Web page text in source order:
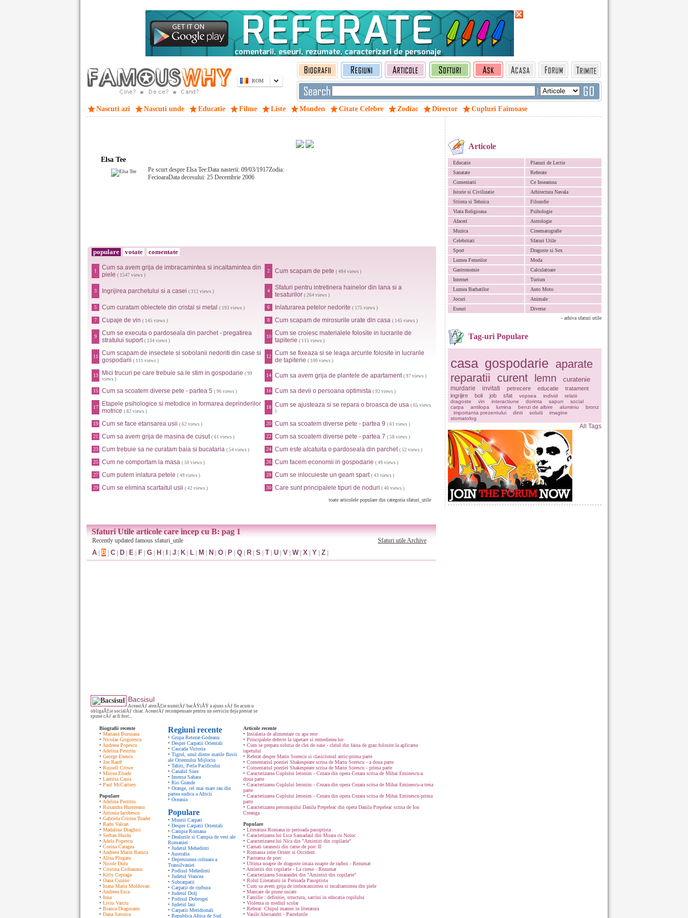
ROM
|
Nascuti azi Nascuti unde Educatie Filme Liste Monden Citate Celebre Zodiac Director Cupluri Faimoase
Articole
Educatie
Planuri de Lectie
Sanatate
Referate
Comentarii
Ce Inseamna
Istorie si Civilizatie
Arhitectura Navala
Stiinta si Tehnica
Filozofie
Viata Religioasa
Psihologie
Afaceri
Astrologie
Muzica
Cinematografie
Celebritati
Sfaturi Utile
Sport
Dragoste si Sex
Lumea Femeilor
Moda
Gastronomie
Calculatoare
Internet
Turism
Lumea Barbatilor
Auto Moto
Jocuri
Animale
Eseuri
Diverse
- arhiva sfaturi utile
Tag-uri Populare
casa gospodarie aparate
reparatii curent lemn curatenie
murdarie invitati petrecere educatie
tratament
ingrijire
boli job sfat vopsea individ
relatii
dragoste
vin interactiune dorinta sapun
social
carpa
antilopa lumina benzi de albire aluminiu
bronz
importanta prezentului
dinti solutii
imagine
stomatolog
All Tags
Elsa Tee
Pe scurt despre Elsa Tee:Data nasterii: 09/03/1917Zodia:
FecioaraData decesului: 25 Decembrie 2006
populare votate comentate
1
Cum sa avem grija de imbracamintea si incaltamintea din
piele ( 1547 views )
2 Cum scapam de pete ( 484 views )
3 Ingrijirea parchetului si a casei ( 312 views ) 4
Sfaturi pentru intretinera hainelor din lana si a
tesaturilor ( 264 views )
5 Cum curatam obiectele din cristal si metal ( 193 views ) 6 Inlaturarea petelor nedorite ( 175 views )
7 Cupaje de vin ( 145 views ) 8 Cum scapam de mirosurile urate din casa ( 145 views )
9
Cum se executa o pardoseala din parchet - pregatirea
stratului suport ( 134 views )
10
Cum se croiesc materialele folosite in lucrarile de
tapiterie ( 115 views )
11
Cum scapam de insectele si sobolanii nedoriti din case si
gospodarii ( 111 views )
12
Cum se fixeaza si se leaga arcurile folosite in lucrarile
de tapiterie ( 100 views )
13 Mici trucuri pe care trebuie sa le stim in gospodarie ( 99
views )
14 Cum sa avem grija de plantele de apartament ( 97 views )
15 Cum sa scoatem diverse pete - partea 5 ( 96 views ) 16 Cum sa devii o persoana optimista ( 92 views )
17
Etapele psihologice si metodice in formarea deprinderilor
motrice ( 82 views )
18 Cum se ajusteaza si se repara o broasca de usa ( 65 views
)
19 Cum se face etansarea usii ( 62 views ) 20 Cum sa scoatem diverse pete - partea 9 ( 61 views )
21 Cum sa avem grija de masina de cusut ( 61 views ) 22 Cum sa scoatem diverse pete - partea 7 ( 58 views )
23 Cum trebuie sa ne curatam baia si bucataria ( 54 views ) 24 Cum este alcatuita o pardoseala din parchet ( 52 views )
25 Cum ne comportam la masa ( 50 views ) 26 Cum facem economii in gospodarie ( 49 views )
27 Cum putem inlatura petele ( 49 views ) 28 Cum se inlocuieste un geam spart ( 43 views )
29 Cum se elimina scartaitul usii ( 42 views ) 30 Care sunt principalele tipuri de noduri ( 40 views )
toate articolele populare din categoria sfaturi_utile
Sfaturi Utile articole care incep cu B: pag 1
Recently updated famous sfaturi_utile Sfaturi utile Archive
A | B | C | D | E | F | G | H | | J | K | L | M | N | O | P | Q | R | S | T | U | V | W| X | Y | Z |
Bacsisul
AceastÄƒ atenÅ£ie numitÄƒ bacÅŸiÅŸ a ajuns sÄƒ fie acum o
obligaÅ£ie socialÄƒ chiar. AceastÄƒ recompensare pentru un serviciu deja prestat se
spune cÄƒ ar fi fost...
Biografii recente
• Mariana Buruiana
• Nicolae Grigorescu
• Andreea Popescu
• Adelina Pestritu
• George Enescu
• Joe Ranft
• Russell Crowe
• Mircea Eliade
• Laetitia Casta
• Paul McCartney
Populare
• Adelina Pestritu
• Ruxandra Hurezeanu
• Antonia Iacobescu
• Gabriela Cristea Toader
• Radu Valcan
• Madalina Draghici
• Serban Huidu
• Adela Popescu
• Corina Caragea
• Andreea Marin Banica
• Alina Plugaru
• Nicole Dutu
• Cristina Ciobanasu
• Kitty Cepraga
• Oana Cuzino
• Ioana Maria Moldovan
• Andreea Esca
• Inna
• Liviu Varciu
• Bianca Dragusanu
• Dana Savuica
Regiuni recente
• Grupa Retezat-Godeanu
• Despre Carpatii Orientali
• Cascada Victoria
• Tigrul, unul dintre marile fluvii
ale Orientului Mijlociu
• Tahiti, Perla Pacificului
• Canalul Suez
• Imensa Sahara
• Rio Grande
• Orange, cel mai mare rau din
partea sudica a Africii
• Oceania
Populare
• Muntii Carpati
• Despre Carpatii Orientali
• Campia Romana
• Dealurile si Campia de vest ale
Romaniei
• Judetul Mehedinti
• Australia
• Depresiunea colinara a
Transilvaniei
• Podisul Mehedinti
• Judetul Vrancea
• Subcarpatii
• Carpatii de curbura
• Judetul Dolj
• Podisul Dobrogei
• Judetul Iasi
• Carpatii Meridionali
• Republica Africa de Sud
Articole recente
• Instalatia de alimentare cu apa rece
• Principalele defecte la tapetare si remedierea lor
• Cum se prepara solutia de clei de oase - cleiul din faina de grau folosite la aplicarea
tapetului
• Referat despre Marin Sorescu si clasicismul antic-prima parte
• Comentariul poeziei Shakespeare scrisa de Marin Sorescu - a doua parte
• Comentariul poeziei Shakespeare scrisa de Marin Sorescu - prima parte
• Caracterizarea Cuplului leronim - Cezara din opera Cezara scrisa de Mihai Eminescu-a
doua parte
• Caracterizarea Cuplului leronim - Cezara din opera Cezara scrisa de Mihai Eminescu-a treia
parte
• Caracterizarea Cuplului leronim - Cezara din opera Cezara scrisa de Mihai Eminescu-prima
parte
• Caracterizarea personajului Danila Prepeleac din opera Danila Prepeleac scrisa de Ion
Creanga
Populare
• Literatura Romana in perioada pasoptista
• Caracterizarea lui Lica Samadaul din Moara cu Noroc
• Caracterizarea lui Nica din "Amintiri din copilarie"
• Carnati taranesti din carne de porc II
• Romania intre Orient si Occident
• Pastrama de porc
• Ultima noapte de dragoste intaia noapte de razboi - Rezumat
• Amintiri din copilarie - La cirese - Rezumat
• Caracterizarea Smarandei din "Amintiri din copilarie"
• Rolul Literaturii in Perioada Pasoptista
• Cum sa avem grija de imbracamintea si incaltamintea din piele
• Mancare de prune uscate
• Familie : definitie, structura, sarcini in educatia copilului
• Violenta in mediul scolar
• Referat: Chipul mamei in literatura
• Vasile Alecsandri - Pastelurile